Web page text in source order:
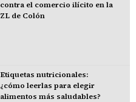
contra el comercio ilícito en la
ZL de Colón
Etiquetas nutricionales:
¿cómo leerlas para elegir
alimentos más saludables?